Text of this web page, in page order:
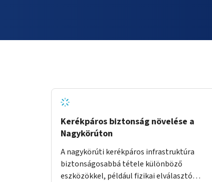
Kerékpáros biztonság növelése a
Nagykörúton
A nagykörúti kerékpáros infrastruktúra
biztonságosabbá tétele különböző
eszközökkel, például fizikai elválasztó